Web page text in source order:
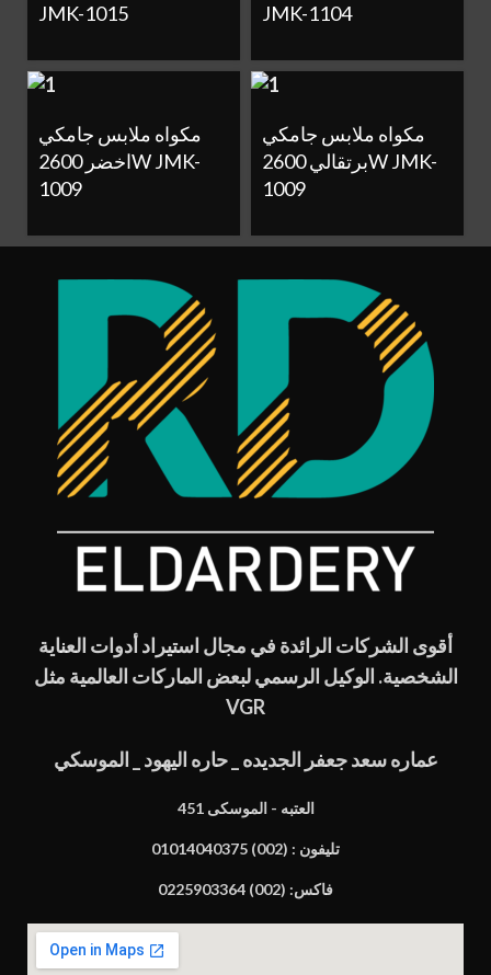
JMK-1015
JMK-1104
مكواه ملابس جامكي
اخضر 2600W JMK-
1009
مكواه ملابس جامكي
برتقالي 2600W JMK-
1009
أقوى الشركات الرائدة في مجال استيراد أدوات العناية
الشخصية. الوكيل الرسمي لبعض الماركات العالمية مثل
VGR
عماره سعد جعفر الجديده _ حاره اليهود _ الموسكي
451 العتبه - الموسكى
تليفون : (002) 01014040375
فاكس: (002) 0225903364